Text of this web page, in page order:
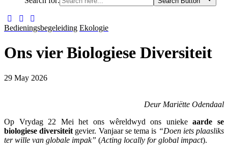
Bedieningsbegeleiding Ekologie
Ons vier Biologiese Diversiteit
29 May 2026
Deur Mariëtte Odendaal
Op Vrydag 22 Mei het ons wêreldwyd ons uniekeaarde se
biologiese diversiteit gevier. Vanjaar se tema is “Doen iets plaasliks
ter wille van globale impak” (Acting locally for global impact).